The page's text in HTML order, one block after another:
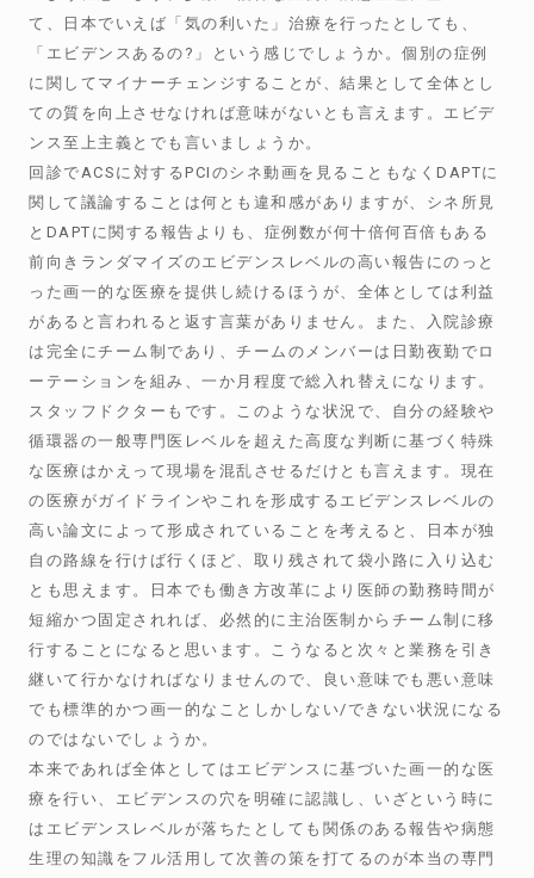
て、日本でいえば「気の利いた」治療を行ったとしても、
「エビデンスあるの?」という感じでしょうか。個別の症例
に関してマイナーチェンジすることが、結果として全体とし
ての質を向上させなければ意味がないとも言えます。エビデ
ンス至上主義とでも言いましょうか。
回診でACSに対するPCIのシネ動画を見ることもなくDAPTに
関して議論することは何とも違和感がありますが、シネ所見
とDAPTに関する報告よりも、症例数が何十倍何百倍もある
前向きランダマイズのエビデンスレベルの高い報告にのっと
った画一的な医療を提供し続けるほうが、全体としては利益
があると言われると返す言葉がありません。また、入院診療
は完全にチーム制であり、チームのメンバーは日勤夜勤でロ
ーテーションを組み、一か月程度で総入れ替えになります。
スタッフドクターもです。このような状況で、自分の経験や
循環器の一般専門医レベルを超えた高度な判断に基づく特殊
な医療はかえって現場を混乱させるだけとも言えます。現在
の医療がガイドラインやこれを形成するエビデンスレベルの
高い論文によって形成されていることを考えると、日本が独
自の路線を行けば行くほど、取り残されて袋小路に入り込む
とも思えます。日本でも働き方改革により医師の勤務時間が
短縮かつ固定されれば、必然的に主治医制からチーム制に移
行することになると思います。こうなると次々と業務を引き
継いて行かなければなりませんので、良い意味でも悪い意味
でも標準的かつ画一的なことしかしない/できない状況になる
のではないでしょうか。
本来であれば全体としてはエビデンスに基づいた画一的な医
療を行い、エビデンスの穴を明確に認識し、いざという時に
はエビデンスレベルが落ちたとしても関係のある報告や病態
生理の知識をフル活用して次善の策を打てるのが本当の専門